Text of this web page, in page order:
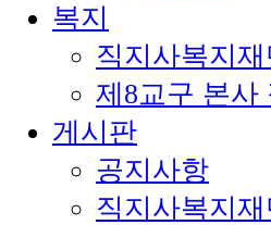
복지
직지사복지
제8교구 본사
게시판
공지사항
직지사복지